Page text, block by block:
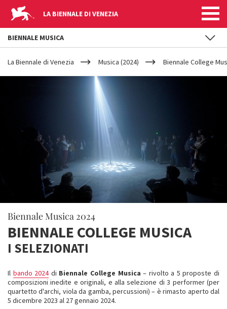
LA BIENNALE DI VENEZIA
YOUR
ARE
HERE
La Biennale di Venezia Musica (2024) Biennale College
Biennale Musica 2024
BIENNALE COLLEGE MUSICA
I SELEZIONATI
Il bando 2024di Biennale College Musica – rivolto a 5 proposte di
composizioni inedite e originali, e alla selezione di 3 performer (per
quartetto d'archi, viola da gamba, percussioni) – è rimasto aperto dal
5 dicembre 2023 al 27 gennaio 2024.
BIENNALE MUSICA